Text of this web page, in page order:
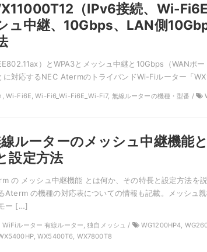
（IPv6接続、Wi-Fi6E
ュ中継、10Gbps、LAN側
）とWPA3とメッシュ中継と10Gbps（WANポー
に対応するNEC AtermのトライバンドWi-Fiルーター「
Wi-Fi6E, Wi-Fi6_Wi-Fi6E_Wi-Fi7, 無線ルーターの機種・型番 /
ルーターのメッシュ中継機能
設定方法
の メッシュ中継機能 とは何か、その特長と設定方法を
Aterm の機種の対応表についての情報も記載。メッシュ
ー […]
ルーター 有線ルーター, 独自メッシュ /
WG1200HP4,
WX5400T6, WX7800T8